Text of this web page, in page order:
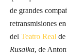
de grandes
retransmisiones
del Teatro Real
Rusalka, de